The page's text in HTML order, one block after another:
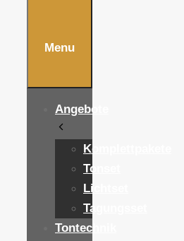
Menu
Angebote
Komplettpakete
Tonset
Lichtset
Tagungsset
Tontechnik